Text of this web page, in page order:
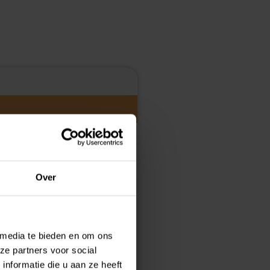
Over
te bieden en om ons
partners voor social
die u aan ze heeft
voor het doen van